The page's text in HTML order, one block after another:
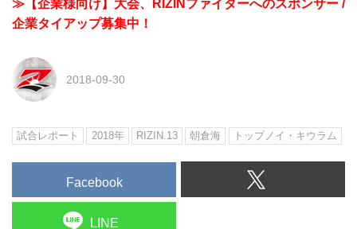
≫【企業様向け】大会、RIZINファイターへのスポンサー /
企業タイアップ募集中！
2018-09-30
試合レポート 2018年 RIZIN.13 朝倉海 トップノイ・キウラム
Facebook
LINE